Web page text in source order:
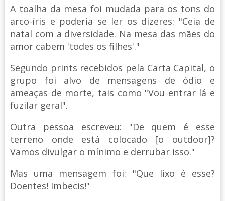
A toalha da mesa foi mudada para os tons do
arco-íris e poderia se ler os dizeres: "Ceia de
natal com a diversidade. Na mesa das mães do
amor cabem 'todes os filhes'."
Segundo prints recebidos pela Carta Capital, o
grupo foi alvo de mensagens de ódio e
ameaças de morte, tais como "Vou entrar lá e
fuzilar geral".
Outra pessoa escreveu: "De quem é esse
terreno onde está colocado [o outdoor]?
Vamos divulgar o mínimo e derrubar isso."
Mas uma mensagem foi: "Que lixo é esse?
Doentes! Imbecis!"